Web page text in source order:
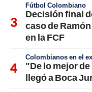
Fútbol Colombiano
Decisión final
caso de
en la FCF
Colombianos en el
"De lo mejor
llegó a Boca